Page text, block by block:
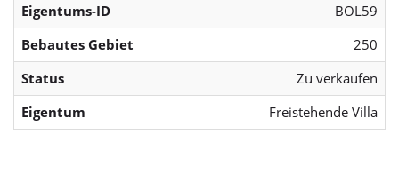
Eigentums-ID
BOL59
Bebautes Gebiet
250
Status
Zu verkaufen
Eigentum
Freistehende Villa